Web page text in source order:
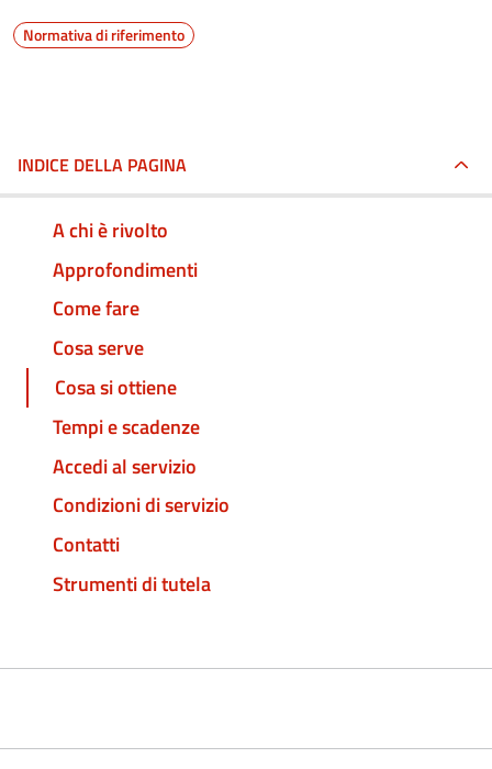
Normativa di riferimento
INDICE DELLA PAGINA
A chi è rivolto
Approfondimenti
Come fare
Cosa serve
Cosa si ottiene
Tempi e scadenze
Accedi al servizio
Condizioni di servizio
Contatti
Strumenti di tutela